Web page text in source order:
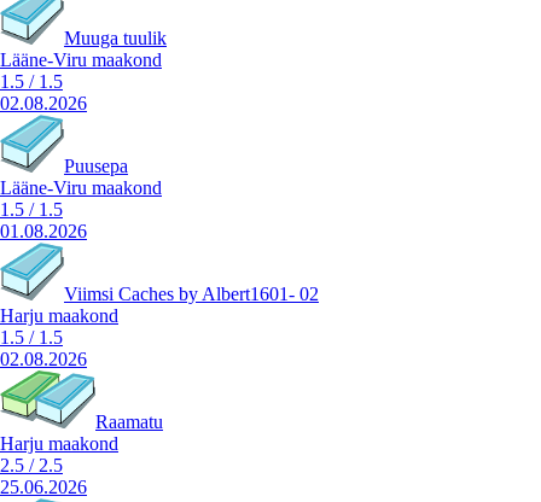
Muuga tuulik
Lääne-Viru maakond
1.5 / 1.5
02.08.2026
Puusepa
Lääne-Viru maakond
1.5 / 1.5
01.08.2026
Viimsi Caches by Albert1601- 02
Harju maakond
1.5 / 1.5
02.08.2026
Raamatu
Harju maakond
2.5 / 2.5
25.06.2026